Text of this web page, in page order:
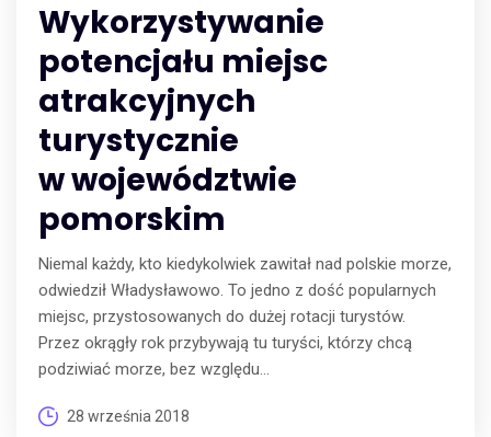
Wykorzystywanie
potencjału miejsc
atrakcyjnych
turystycznie
w województwie
pomorskim
Niemal każdy, kto kiedykolwiek zawitał nad polskie morze,
odwiedził Władysławowo. To jedno z dość popularnych
miejsc, przystosowanych do dużej rotacji turystów.
Przez okrągły rok przybywają tu turyści, którzy chcą
podziwiać morze, bez względu...
28 września 2018